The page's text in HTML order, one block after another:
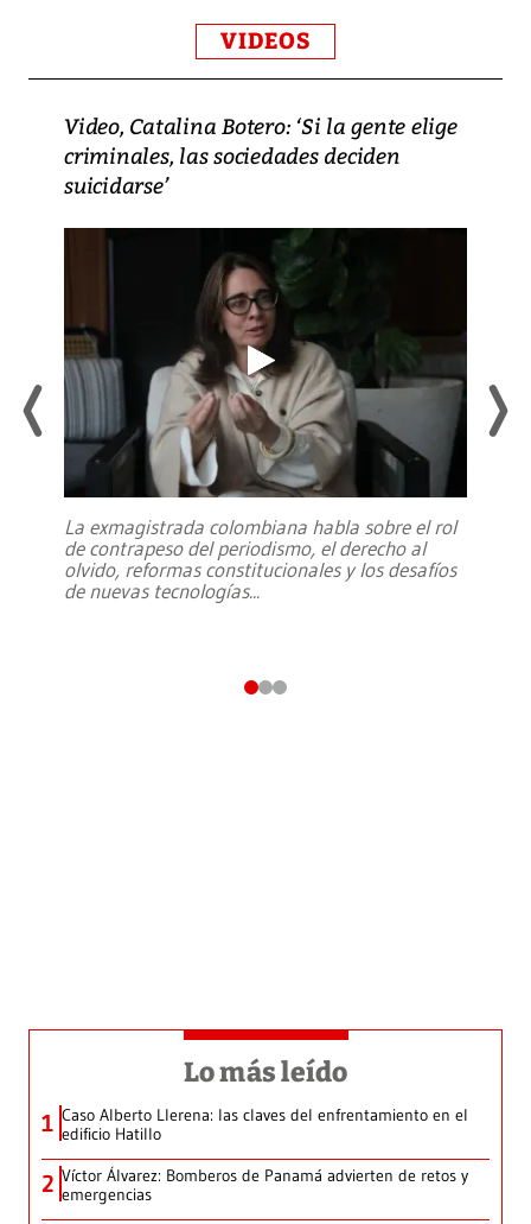
VIDEOS
Video, Catalina Botero: ‘Si la gente elige
criminales, las sociedades deciden
suicidarse’
La exmagistrada colombiana habla sobre el rol
de contrapeso del periodismo, el derecho al
olvido, reformas constitucionales y los desafíos
de nuevas tecnologías...
Lo más leído
1 Caso Alberto Llerena: las claves del enfrentamiento en el
edificio Hatillo
2 Víctor Álvarez: Bomberos de Panamá advierten de retos y
emergencias